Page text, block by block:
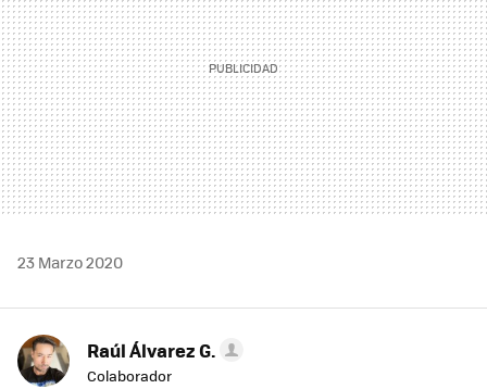
23 Marzo 2020
Raúl Álvarez G.
Colaborador